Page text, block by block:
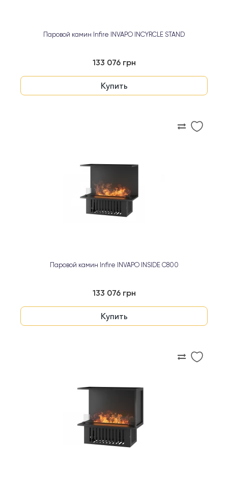
Паровой камин Infire INVAPO INCYRCLE STAND
133 076 грн
Купить
Паровой камин Infire INVAPO INSIDE C800
133 076 грн
Купить